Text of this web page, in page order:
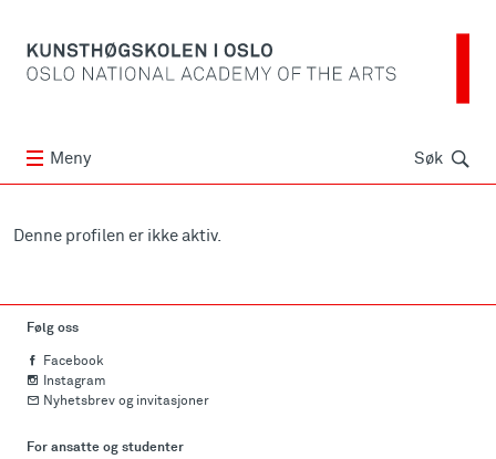
Meny Søk Søk
Denne profilen er ikke aktiv.
Følg oss
Facebook
Instagram
Nyhetsbrev og invitasjoner
For ansatte og studenter